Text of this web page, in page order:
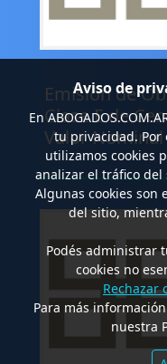
Emisión de
Clase E de
Valor Nominal
Aviso de
En
tu privacidad.
utilizamos cookies
analizar el tráfico del
Algunas cookies son
del sitio,
Podés administrar
cookies no
Rechazar
Para más
nuestra